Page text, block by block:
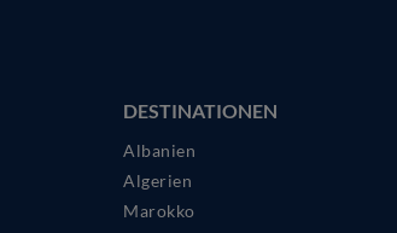
DESTINATIONEN
Albanien
Algerien
Marokko